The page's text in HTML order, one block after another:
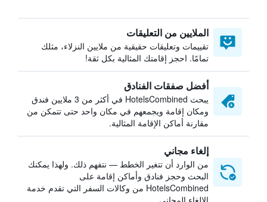
الملايين من التعليقات
تقييمات وتعليقات حقيقية من ملايين النزلاء، مثلك
تمامًا. احجز إقامتك المثالية بكل ثقة!
أفضل صفقات الفنادق
يبحث HotelsCombined في أكثر من 3 ملايين فندق
ومكان إقامة ويجمعهم في مكان واحد حتى تتمكن من
مقارنة أماكن الإقامة المثالية.
إلغاء مجاني
من الوارد أن تتغير الخطط — نتفهم ذلك. ولهذا يمكنك
البحث وحجز فنادق وأماكن إقامة على
HotelsCombined من وكالات السفر التي تقدم خدمة
الإلغاء المجاني